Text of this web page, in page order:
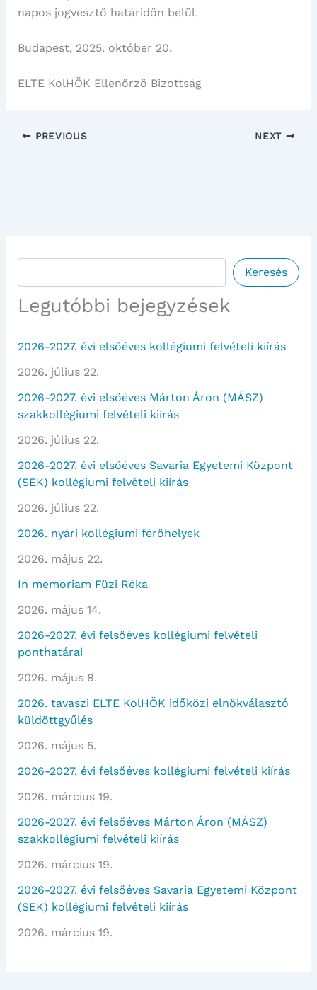
napos jogvesztő határidőn belül.
Budapest, 2025. október 20.
ELTE KolHÖK Ellenőrző Bizottság
PREVIOUS NEXT
Keresés
Legutóbbi bejegyzések
2026-2027. évi elsőéves kollégiumi felvételi kiírás
2026. július 22.
2026-2027. évi elsőéves Márton Áron (MÁSZ)
szakkollégiumi felvételi kiírás
2026. július 22.
2026-2027. évi elsőéves Savaria Egyetemi Központ
(SEK) kollégiumi felvételi kiírás
2026. július 22.
2026. nyári kollégiumi férőhelyek
2026. május 22.
In memoriam Füzi Réka
2026. május 14.
2026-2027. évi felsőéves kollégiumi felvételi
ponthatárai
2026. május 8.
2026. tavaszi ELTE KolHÖK időközi elnökválasztó
küldöttgyűlés
2026. május 5.
2026-2027. évi felsőéves kollégiumi felvételi kiírás
2026. március 19.
2026-2027. évi felsőéves Márton Áron (MÁSZ)
szakkollégiumi felvételi kiírás
2026. március 19.
2026-2027. évi felsőéves Savaria Egyetemi Központ
(SEK) kollégiumi felvételi kiírás
2026. március 19.